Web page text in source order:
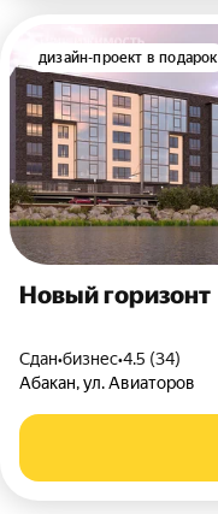
дизайн-проект в подарок
Новый горизонт
Сдан•бизнес•4.5 (34)
Абакан,ул. Авиаторов